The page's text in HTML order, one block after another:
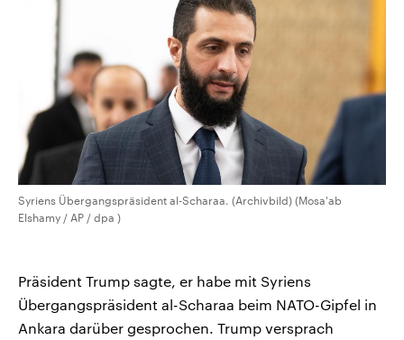
Programm Podcasts
Audio-Archiv
Syriens Übergangspräsident al-Scharaa. (Archivbild) (Mosa'ab
Elshamy / AP / dpa )
Präsident Trump sagte, er habe mit Syriens
Übergangspräsident al-Scharaa beim NATO-Gipfel in
Ankara darüber gesprochen. Trump versprach